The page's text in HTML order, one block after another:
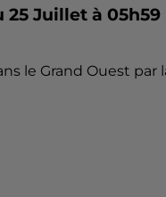
25 Juillet à 05h59
le Grand Ouest par